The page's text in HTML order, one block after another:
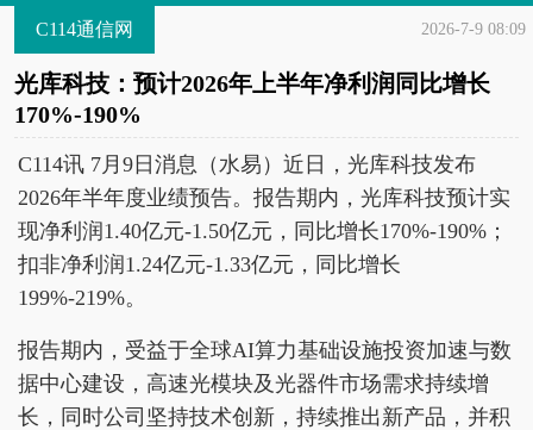
C114通信网 2026-7-9 08:09
光库科技：预计2026年上半年净利润同比增长
170%-190%
C114讯 7月9日消息（水易）近日，光库科技发布
2026年半年度业绩预告。报告期内，光库科技预计实
现净利润1.40亿元-1.50亿元，同比增长170%-190%；
扣非净利润1.24亿元-1.33亿元，同比增长
199%-219%。
报告期内，受益于全球AI算力基础设施投资加速与数
据中心建设，高速光模块及光器件市场需求持续增
长，同时公司坚持技术创新，持续推出新产品，并积